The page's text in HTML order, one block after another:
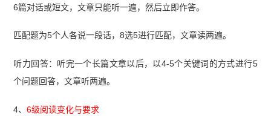
6篇对话或短文，文章只能听一遍，然后立即作答。
匹配题为5个人各说一段话，8选5进行匹配，文章读两遍。
听力回答：听完一个长篇文章以后，以4-5个关键词的方式进行5
个问题回答，文章听两遍。
4、6级阅读变化与要求